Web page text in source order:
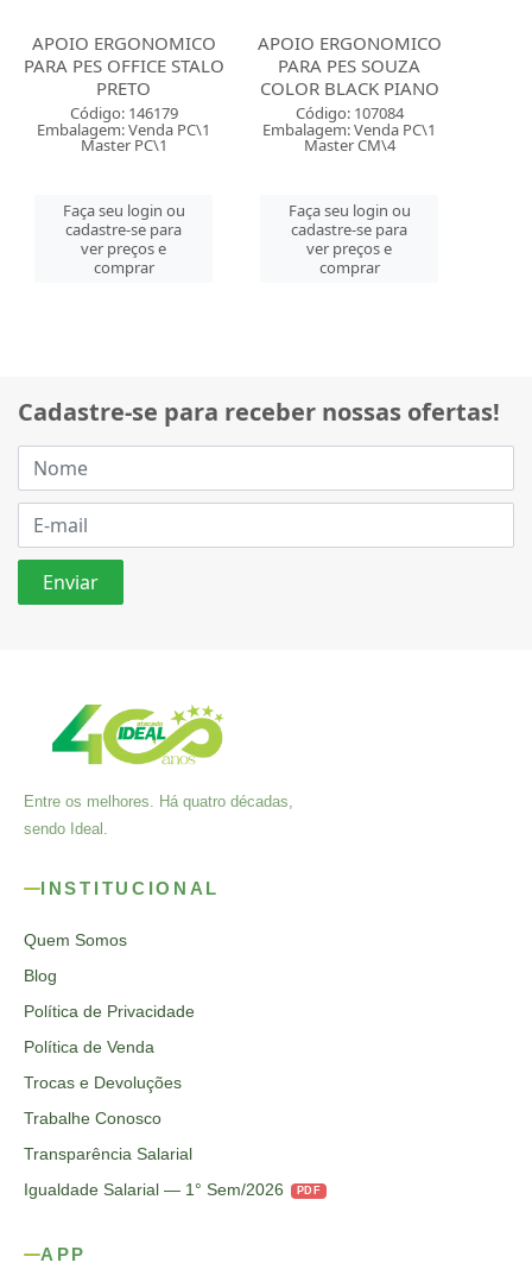
APOIO ERGONOMICO
PARA PES OFFICE STALO
PRETO
Código: 146179
Embalagem: Venda PC\1
Master PC\1
Faça seu login ou
cadastre-se para
ver preços e
comprar
APOIO ERGONOMICO
PARA PES SOUZA
COLOR BLACK PIANO
Código: 107084
Embalagem: Venda PC\1
Master CM\4
Faça seu login ou
cadastre-se para
ver preços e
comprar
Cadastre-se para receber nossas ofertas!
Entre os melhores. Há quatro décadas,
sendo Ideal.
INSTITUCIONAL
Quem Somos
Blog
Política de Privacidade
Política de Venda
Trocas e Devoluções
Trabalhe Conosco
Transparência Salarial
Igualdade Salarial — 1° Sem/2026
PDF
APP